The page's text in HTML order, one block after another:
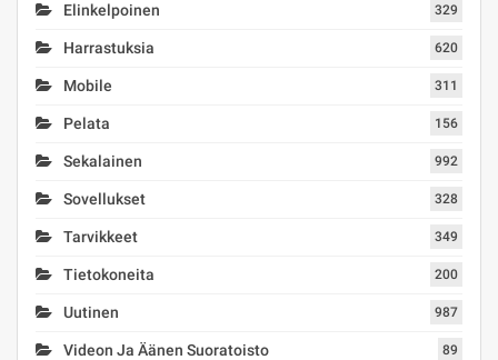
Elinkelpoinen 329
Harrastuksia 620
Mobile 311
Pelata 156
Sekalainen 992
Sovellukset 328
Tarvikkeet 349
Tietokoneita 200
Uutinen 987
Videon Ja Äänen Suoratoisto 89